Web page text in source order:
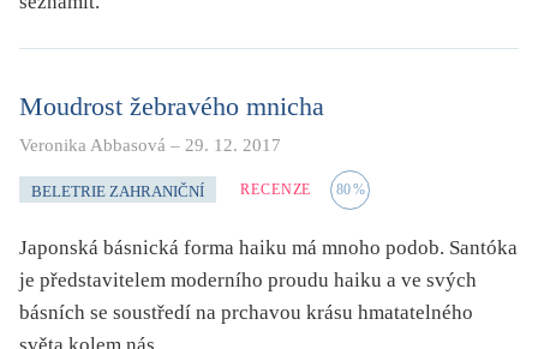
Moudrost žebravého mnicha
Veronika Abbasová – 29. 12. 2017
BELETRIE ZAHRANIČNÍ RECENZE 80%
Japonská básnická forma haiku má mnoho podob. Santóka
je představitelem moderního proudu haiku a ve svých
básních se soustředí na prchavou krásu hmatatelného
světa kolem nás.